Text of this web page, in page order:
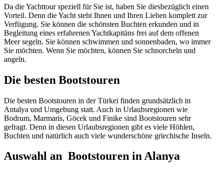
Da die Yachttour speziell für Sie ist, haben Sie diesbezüglich einen
Vorteil. Denn die Yacht steht Ihnen und Ihren Lieben komplett zur
Verfügung. Sie können die schönsten Buchten erkunden und in
Begleitung eines erfahrenen Yachtkapitäns frei auf dem offenen
Meer segeln. Sie können schwimmen und sonnenbaden, wo immer
Sie möchten. Wenn Sie möchten, können Sie schnorcheln und
angeln.
Die besten Bootstouren
Die besten Bootstouren in der Türkei finden grundsätzlich in
Antalya und Umgebung statt. Auch in Urlaubsregionen wie
Bodrum, Marmaris, Göcek und Finike sind Bootstouren sehr
gefragt. Denn in diesen Urlaubsregionen gibt es viele Höhlen,
Buchten und natürlich auch viele wunderschöne griechische Inseln.
Auswahl an Bootstouren in Alanya